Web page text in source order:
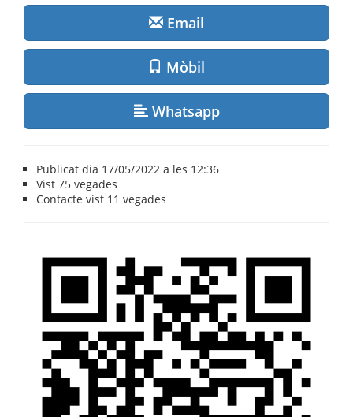
Email
Mòbil
Whatsapp
Publicat dia 17/05/2022 a les 12:36
Vist75 vegades
Contacte vist 11 vegades